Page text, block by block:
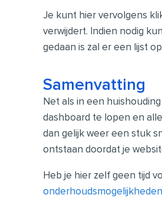
Je kunt hier vervolgens
verwijdert. Indien nodig
gedaan is zal er een lijst
Samenvatting
Net als in een
dashboard te lopen en
dan gelijk weer een stuk
ontstaan doordat je
Heb je hier zelf geen tijd
onderhoudsmogelijkheden